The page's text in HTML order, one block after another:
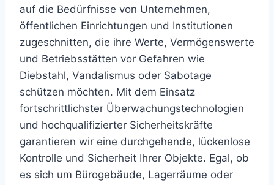
auf die Bedürfnisse von Unternehmen,
öffentlichen Einrichtungen und Institutionen
zugeschnitten, die ihre Werte, Vermögenswerte
und Betriebsstätten vor Gefahren wie
Diebstahl, Vandalismus oder Sabotage
schützen möchten. Mit dem Einsatz
fortschrittlichster Überwachungstechnologien
und hochqualifizierter Sicherheitskräfte
garantieren wir eine durchgehende, lückenlose
Kontrolle und Sicherheit Ihrer Objekte. Egal, ob
es sich um Bürogebäude, Lagerräume oder